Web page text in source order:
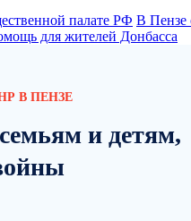
палате РФ В Пензе
для жителей Донбасса
В ПЕНЗЕ
и детям,